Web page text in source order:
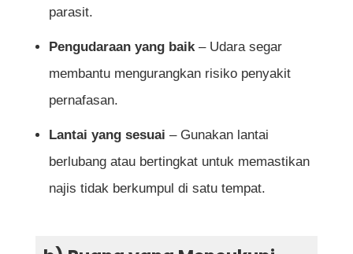
parasit.
Pengudaraan yang baik– Udara segar
membantu mengurangkan risiko penyakit
pernafasan.
Lantai yang sesuai – Gunakan lantai
berlubang atau bertingkat untuk memastikan
najis tidak berkumpul di satu tempat.